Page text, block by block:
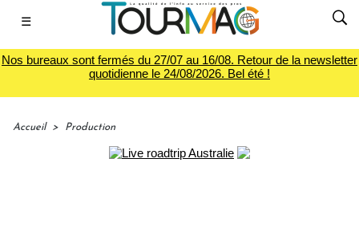
☰
Nos bureaux sont fermés du 27/07 au 16/08. Retour de la newsletter
quotidienne le 24/08/2026. Bel été !
Accueil > Production